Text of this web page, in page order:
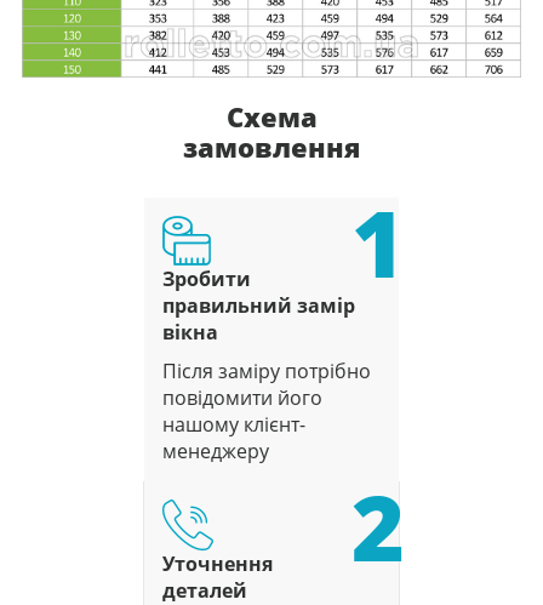
Схема
замовлення
1
Зробити
правильний замір
вікна
Після заміру потрібно
повідомити його
нашому клієнт-
менеджеру
2
Уточнення
деталей